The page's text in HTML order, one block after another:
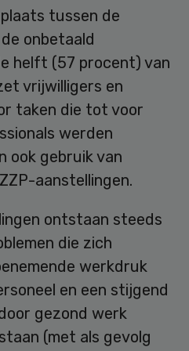
tussen de
onbetaald
helft (57 procent) van
vrijwilligers en
taken die tot voor
werden
ook gebruik van
aanstellingen.
ontstaan steeds
die zich
werkdruk
en een stijgend
gezond werk
(met als gevolg